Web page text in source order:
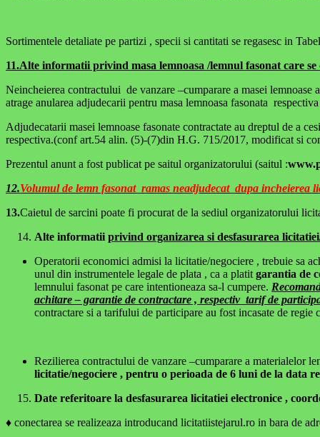
Sortimentele detaliate pe partizi , specii si cantitati se regasesc in
11.Alte informatii privind masa lemnoasa /lemnul fasonat care
Neincheierea contractului de vanzare –cumparare a masei lemnoase
atrage anularea adjudecarii pentru masa lemnoasa fasonata
Adjudecatarii masei lemnoase fasonate contractate au dreptul de a
respectiva.(conf art.54 alin. (5)-(7)din H.G. 715/2017, modificat si
Prezentul anunt a fost publicat pe saitul organizatorului (saitul :
12.Volumul de lemn fasonat ramas neadjudecat dupa incheierea
13.Caietul de sarcini poate fi procurat de la sediul organizatorului
Alte informatii privind organizarea si desfasurarea
Operatorii economici admisi la licitatie/negociere , trebuie sa
unul din instrumentele legale de plata , ca a platit garantia de
lemnului fasonat pe care intentioneaza sa-l cumpere.
achitare – garantie de contractare , respectiv tarif de
contractare si a tarifului de participare au fost incasate de
Rezilierea contractului de vanzare –cumparare a materialelor
licitatie/negociere , pentru o perioada de 6 luni de la data
Date referitoare la desfasurarea licitatiei electronice ,
♦ conectarea se realizeaza introducand licitatiistejarul.ro in bara de